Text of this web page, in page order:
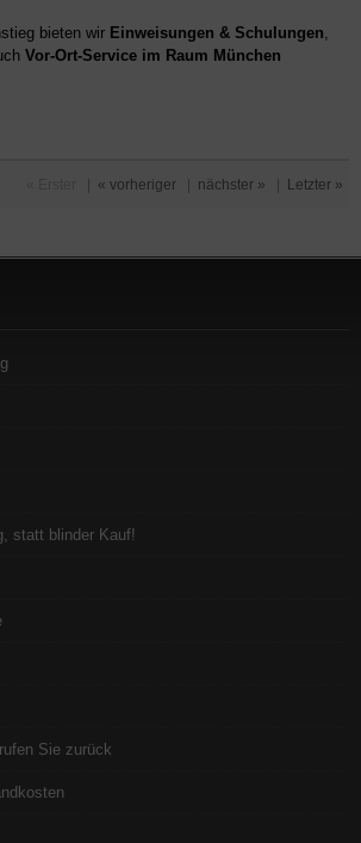
bieten wir Einweisungen & Schulungen,
Vor-Ort-Service im Raum München
« vorheriger nächster » Letzter »
statt blinder Kauf!
Sie zurück